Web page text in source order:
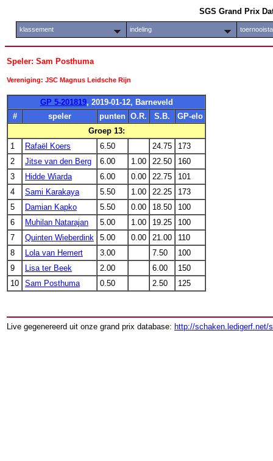
SGS Grand Prix
klassement indeling
Speler: Sam Posthuma
Vereniging: JSC Magnus Leidsche Rijn
GP 5-201819, 2019-01-12, Barneveld
#
speler punten O.R. S.B.
GP-elo
Groep 13:
1
Rafaël Koers 6.50 24.75
173
2
Jitse van den Berg 6.00 1.00 22.50
160
3
Hidde Wiarda 6.00 0.00 22.75
101
4
Sami Karakaya 5.50 1.00 22.25
173
5
Damian Kapko 5.50 0.00 18.50
100
6
Muhilan Natarajan 5.00 1.00 19.25
100
7
Quinten Wieberdink 5.00 0.00 21.00
110
8
Lola van Hemert 3.00 7.50
100
9
Lisa ter Beek 2.00 6.00
150
10
Sam Posthuma 0.50 2.50 125
Live gegenereerd uit onze grand prix database: http://schaken.ledigerf.net/